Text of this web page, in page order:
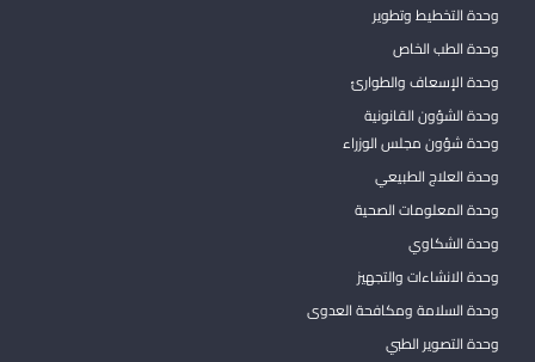
وحدة التخطيط وتطوير
وحدة الطب الخاص
وحدة الإسعاف والطوارئ
وحدة الشؤون القانونية
وحدة شؤون مجلس الوزراء
وحدة العلاج الطبيعي
وحدة المعلومات الصحية
وحدة الشكاوي
وحدة الانشاءات والتجهيز
وحدة السلامة ومكافحة العدوى
وحدة التصوير الطبي